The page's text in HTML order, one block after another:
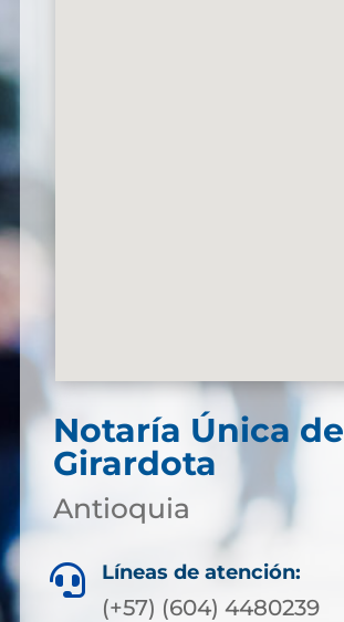
Notaría Única de
Girardota
Antioquia
 Líneas de atención:
(+57) (604) 4480239